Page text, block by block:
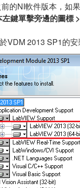
的NI軟件版本，如
鍵單擊旁邊的圖標
VDM 2013 SP1的